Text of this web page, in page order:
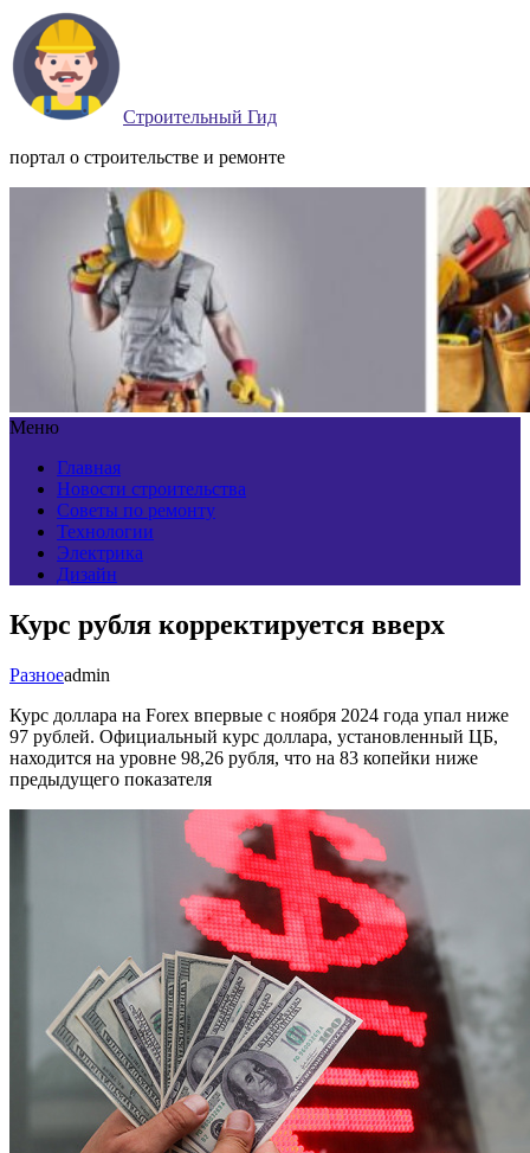
Строительный Гид
портал о строительстве и ремонте
Меню
Главная
Новости строительства
Советы по ремонту
Технологии
Электрика
Дизайн
Курс рубля корректируется вверх
Разноеadmin
Курс доллара на Forex впервые с ноября 2024 года упал ниже
97 рублей. Официальный курс доллара, установленный ЦБ,
находится на уровне 98,26 рубля, что на 83 копейки ниже
предыдущего показателя